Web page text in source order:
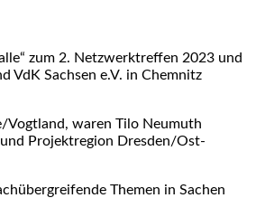
zum 2. Netzwerktreffen 2023 und
VdK Sachsen e.V. in Chemnitz
Vogtland, waren Tilo Neumuth
und Projektregion Dresden/Ost­
Themen in Sachen